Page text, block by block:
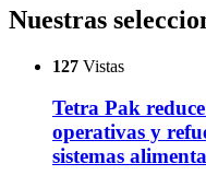
Nuestras
127 Vistas
Tetra Pak
operativas y
sistemas